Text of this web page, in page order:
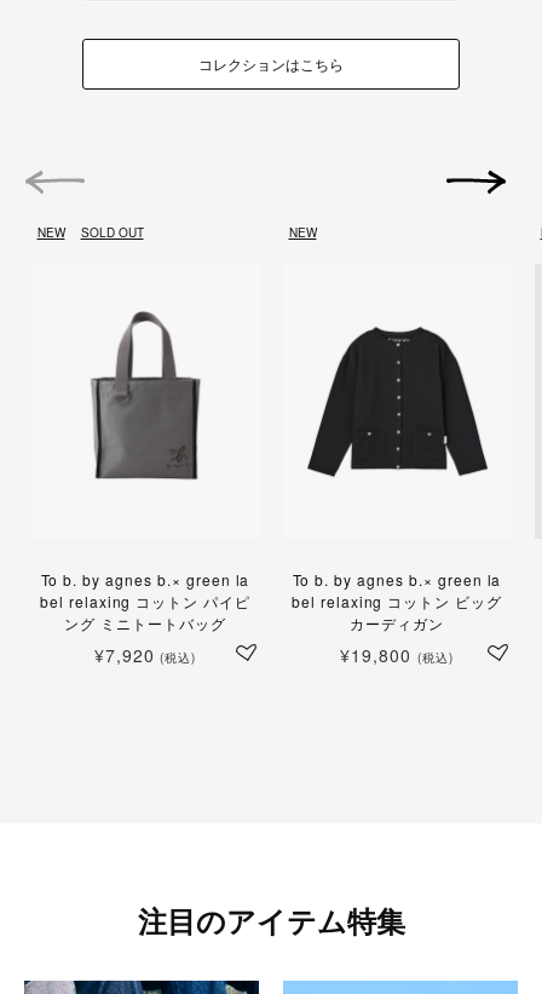
コレクションはこちら
NEW SOLD OUT
To b. by agnes b.× green la
bel relaxing コットン パイピ
ング ミニトートバッグ
¥7,920(税込)
NEW
To b. by agnes b.× green la
bel relaxing コットン ビッグ
カーディガン
¥19,800 (税込)
前の画像 次の画像
注目のアイテム特集